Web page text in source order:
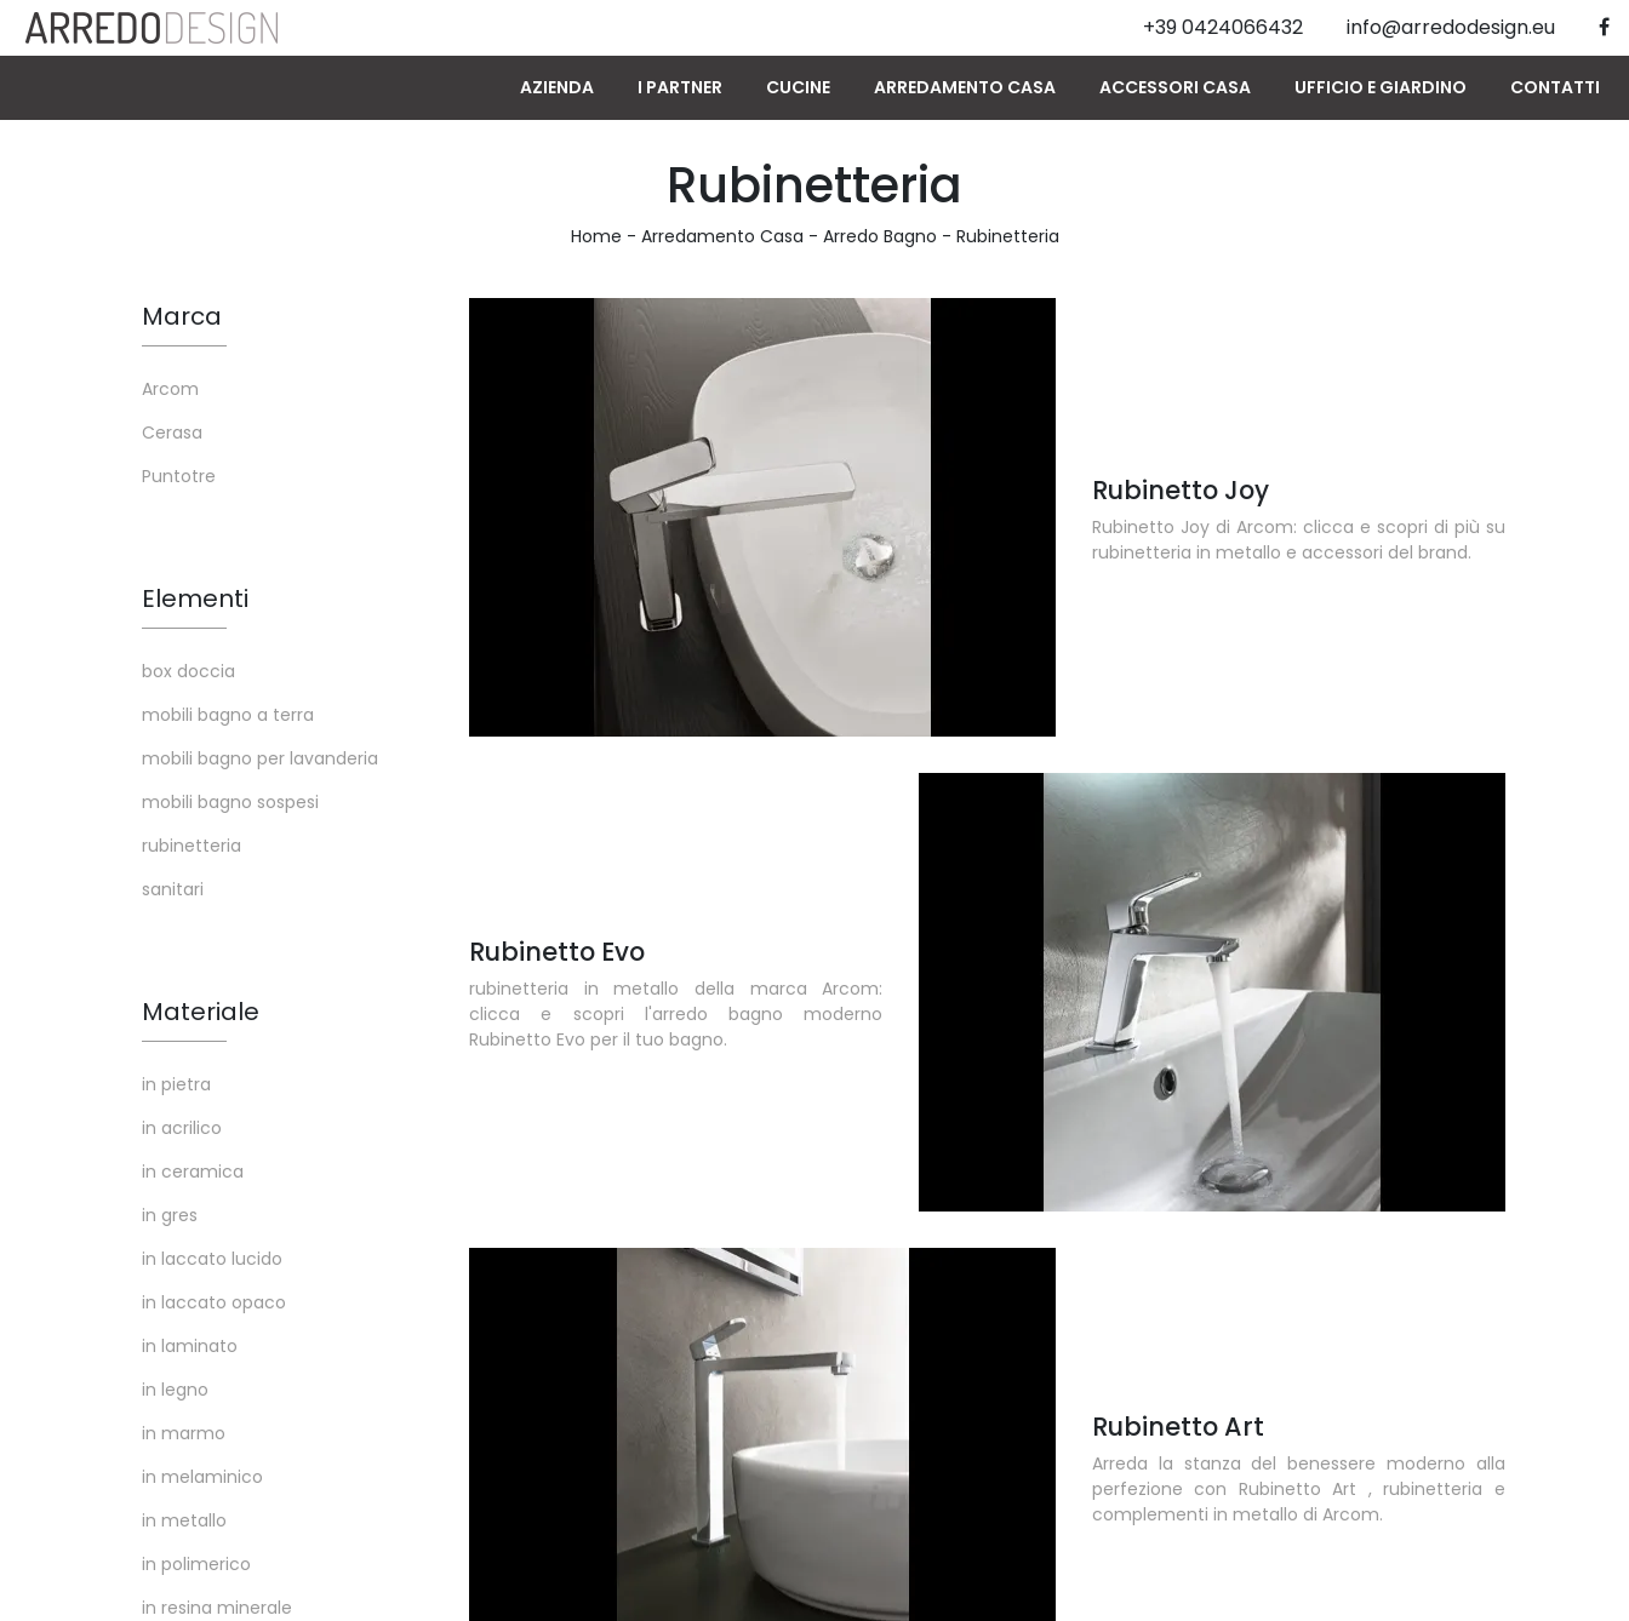
+39 0424066432 info@arredodesign.eu
AZIENDA I PARTNER CUCINE ARREDAMENTO CASA ACCESSORI CASA UFFICIO E GIARDINO CONTATTI
Rubinetteria
Home - Arredamento Casa - Arredo Bagno - Rubinetteria
Rubinetto Joy
Rubinetto Joy di Arcom: clicca e scopri di più su
rubinetteria in metallo e accessori del brand.
Rubinetto Evo
rubinetteria in metallo della marca Arcom:
clicca e scopri l'arredo bagno moderno
Rubinetto Evo per il tuo bagno.
Rubinetto Art
Arreda la stanza del benessere moderno alla
perfezione con Rubinetto Art , rubinetteria e
complementi in metallo di Arcom.
Marca
Arcom
Cerasa
Puntotre
Elementi
box doccia
mobili bagno a terra
mobili bagno per lavanderia
mobili bagno sospesi
rubinetteria
sanitari
Materiale
in pietra
in acrilico
in ceramica
in gres
in laccato lucido
in laccato opaco
in laminato
in legno
in marmo
in melaminico
in metallo
in polimerico
in resina minerale